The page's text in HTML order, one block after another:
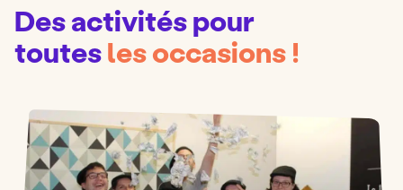
Des activités pour
toutesles occasions!